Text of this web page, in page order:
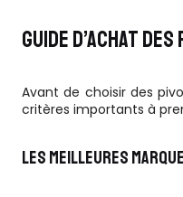
GUIDE D’ACHAT
Avant de choisir des
critères importants à
LES MEILLEURES